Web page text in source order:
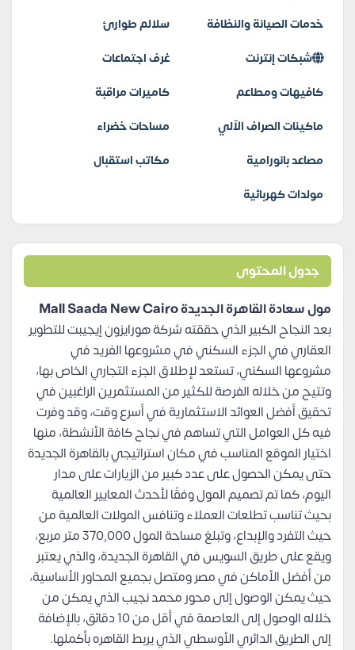
خدمات الصيانة والنظافة
سلالم طوارئ
شبكات إنترنت
غرف اجتماعات
كافيهات ومطاعم
كاميرات مراقبة
ماكينات الصراف الآلي
مساحات خضراء
مصاعد بانورامية
مكاتب استقبال
مولدات كهربائية
جدول المحتوى
مول سعادة القاهرة الجديدة Mall Saada New Cairo
بعد النجاح الكبير الذي حققته شركة هورايزون إيجيبت للتطوير
العقاري في الجزء السكني في مشروعها الفريد في
مشروعها السكني، تستعد لإطلاق الجزء التجاري الخاص بها،
وتتيح من خلاله الفرصة للكثير من المستثمرين الراغبين في
تحقيق أفضل العوائد الاستثمارية في أسرع وقت، وقد وفرت
فيه كل العوامل التي تساهم في نجاح كافة الأنشطة، منها
اختيار الموقع المناسب في مكان استراتيجي بالقاهرة الجديدة
حتى يمكن الحصول على عدد كبير من الزيارات على مدار
اليوم، كما تم تصميم المول وفقًا لأحدث المعايير العالمية
بحيث تناسب تطلعات العملاء وتنافس المولات العالمية من
حيث التفرد والإبداع، وتبلغ مساحة المول 370,000 متر مربع،
ويقع على طريق السويس في القاهرة الجديدة، والذي يعتبر
من أفضل الأماكن في مصر ومتصل بجميع المحاور الأساسية،
حيث يمكن الوصول إلى محور محمد نجيب الذي يمكن من
خلاله الوصول إلى العاصمة في أقل من 10 دقائق، بالإضافة
إلى الطريق الدائري الأوسطي الذي يربط القاهره بأكملها.